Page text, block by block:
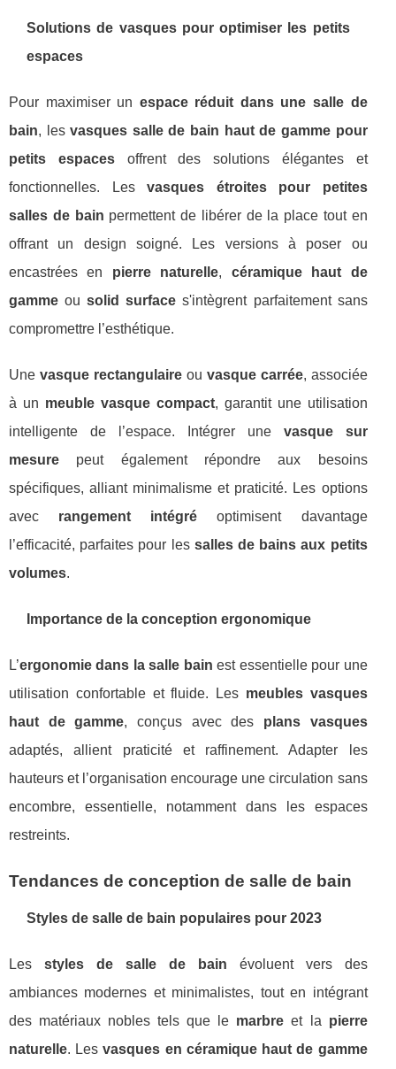
Solutions de vasques pour optimiser les petits
espaces
Pour maximiser un espace réduit dans une salle de
bain, lesvasques salle de bain haut de gamme pour
petits espacesoffrent des solutions élégantes et
fonctionnelles. Lesvasques étroites pour petites
salles de bain permettent de libérer de la place tout en
offrant un design soigné. Les versions à poser ou
encastrées en pierre naturelle, céramique haut de
gamme ousolid surface s'intègrent parfaitement sans
compromettre l’esthétique.
Une vasque rectangulaireou vasque carrée, associée
à un meuble vasque compact, garantit une utilisation
intelligente de l’espace. Intégrer une vasque sur
mesure peut également répondre aux besoins
spécifiques, alliant minimalisme et praticité. Les options
avec rangement intégré optimisent davantage
l’efficacité, parfaites pour les salles de bains aux petits
volumes.
Importance de la conception ergonomique
L’ergonomie dans la salle bain est essentielle pour une
utilisation confortable et fluide. Les meubles vasques
haut de gamme, conçus avec des plans vasques
adaptés, allient praticité et raffinement. Adapter les
hauteurs et l’organisation encourage une circulation sans
encombre, essentielle, notamment dans les espaces
restreints.
Tendances de conception de salle de bain
Styles de salle de bain populaires pour 2023
Les styles de salle de bain évoluent vers des
ambiances modernes et minimalistes, tout en intégrant
des matériaux nobles tels que le marbre et la pierre
naturelle. Lesvasques en céramique haut de gamme